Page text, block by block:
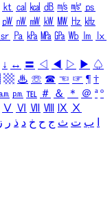
㏏ ㎈ ㎉ ㏈ ㎧ ㎨ ㎰
㎺ ㎻ ㎽ ㎾ ㎿ ㎐ ㎑
㏛ ㎩ ㎪ ㎫ ㎬ ㏝ ㏐
㏓
↓ ↔ 〓 ◁ ◀ ▷ ▶ ♤
▩ ♨ ☏ ☎ ☜ ☞ ¶ †
㏘ ℡ ＃ ＆ ＊ ＠ ª º
Ⅴ Ⅵ Ⅶ Ⅷ Ⅸ Ⅹ
ب ت ث ج ح خ د ذ ر ز